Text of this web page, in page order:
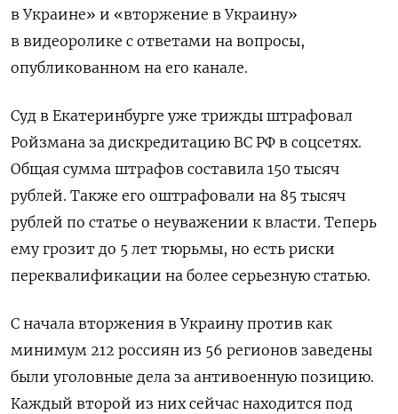
в Украине» и «вторжение в Украину»
в видеоролике с ответами на вопросы,
опубликованном на его канале.
Суд в Екатеринбурге уже трижды штрафовал
Ройзмана за дискредитацию ВС РФ в соцсетях.
Общая сумма штрафов составила 150 тысяч
рублей. Также его оштрафовали на 85 тысяч
рублей по статье о неуважении к власти. Теперь
ему грозит до 5 лет тюрьмы, но есть риски
переквалификации на более серьезную статью.
С начала вторжения в Украину против как
минимум 212 россиян из 56 регионов заведены
были уголовные дела за антивоенную позицию.
Каждый второй из них сейчас находится под